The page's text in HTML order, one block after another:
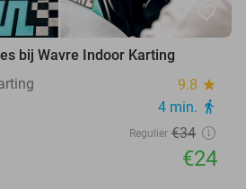
favorite_border
bij Wavre Indoor Karting
9.8 star
4 min. directions_walk
Regulier €34
€24